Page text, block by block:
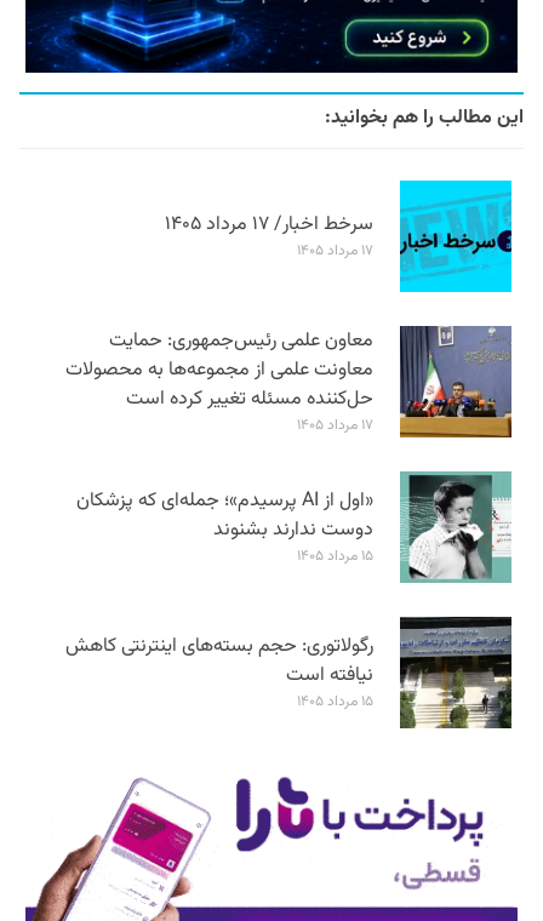
این مطالب را هم بخوانید:
سرخط اخبار/ ۱۷ مرداد ۱۴۰۵
۱۷ مرداد ۱۴۰۵
معاون علمی رئیس‌جمهوری: حمایت
معاونت علمی از مجموعه‌ها به محصولات
حل‌کننده مسئله تغییر کرده است
۱۷ مرداد ۱۴۰۵
«اول از AI پرسیدم»؛ جمله‌ای که پزشکان
دوست ندارند بشنوند
۱۵ مرداد ۱۴۰۵
رگولاتوری: حجم بسته‌های اینترنتی کاهش
نیافته است
۱۵ مرداد ۱۴۰۵